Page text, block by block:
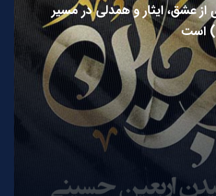
از عشق، ایثار و همدلی در مسیر
است